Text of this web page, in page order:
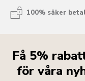
100% säker
Få 5%
för våra